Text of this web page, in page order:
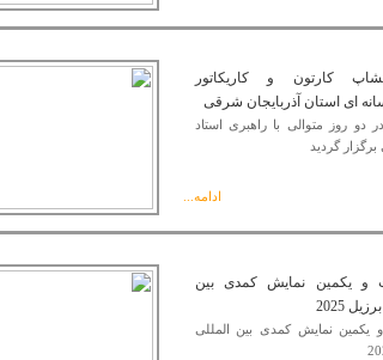
کارتون و کاریکاتور
ای استان آذربایجان شرقی
دو روز متوالی با راهبری استاد
گردید
ادامه...
و یکمین نمایش کمدی بین
2025
یکمین نمایش کمدی بین المللی